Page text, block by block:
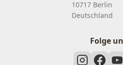
10717 Berlin
Deutschland
Folge